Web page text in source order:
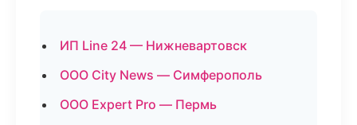
ИП Line 24 — Нижневартовск
ООО City News — Симферополь
ООО Expert Pro — Пермь